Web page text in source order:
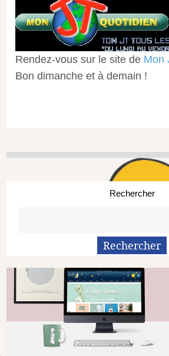
Rendez-vous sur le site de Mon
Bon dimanche et à demain !
Rechercher